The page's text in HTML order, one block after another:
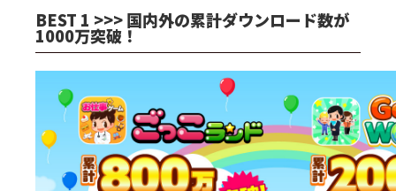
BEST 1 >>> 国内外の累計ダウンロード数が
1000万突破！